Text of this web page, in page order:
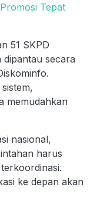
Tepat
51 SKPD
secara
memudahkan
nasional,
harus
ke depan akan